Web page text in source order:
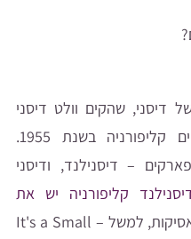
דיסני, שהקים וולט דיסני
עצמו. וולט פתח אותו באנהיים קליפורניה בשנת 1955.
– דיסנילנד, ודיסני
קליפורניה יש את
המקוריים שהפכו לקלאסיקות, למשל – It's a Small